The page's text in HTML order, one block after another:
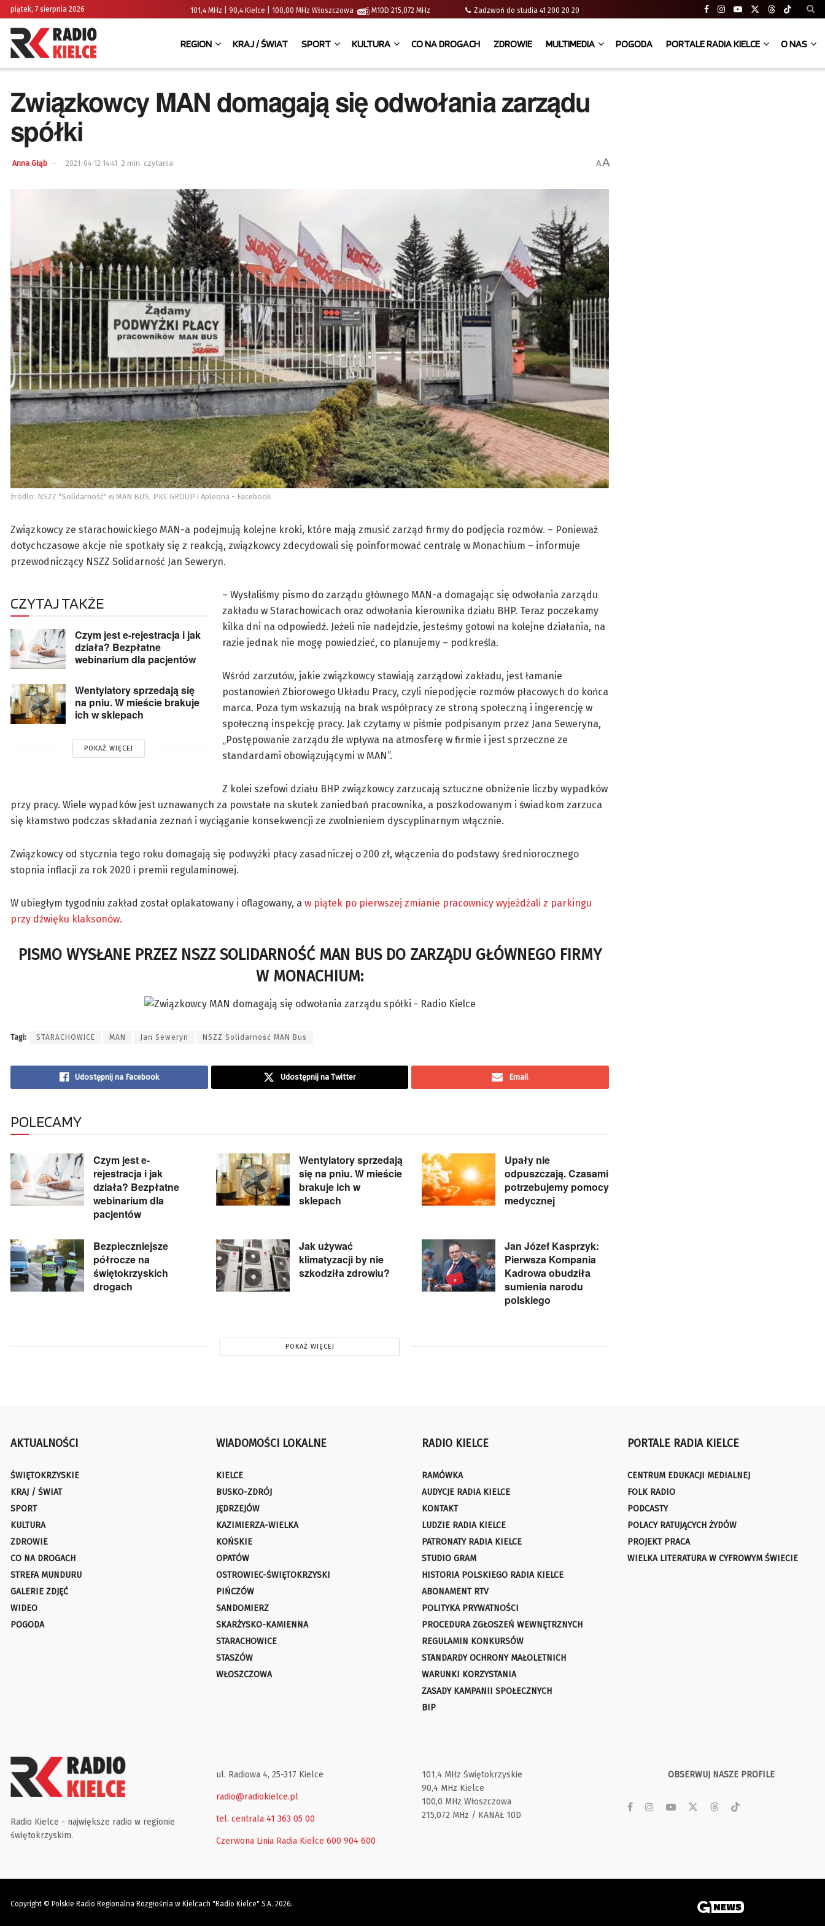
piątek, 7 sierpnia 2026 101,4 MHz | 90,4 Kielce | 100,00 MHz Włoszczowa M10D 215,072 MHz Zadzwoń do studia 41 200 20 20
REGION KRAJ / ŚWIAT SPORT KULTURA CO NA DROGACH ZDROWIE MULTIMEDIA POGODA PORTALE RADIA KIELCE O NAS
Związkowcy MAN domagają się odwołania zarządu
spółki
Anna Głąb 2021-04-12 14:41 2 min. czytania AA
źródło: NSZZ "Solidarność" w MAN BUS, PKC GROUP i Apleona - Facebook
Związkowcy ze starachowickiego MAN-a podejmują kolejne kroki, które mają zmusić zarząd firmy do podjęcia rozmów. – Ponieważ
dotychczasowe akcje nie spotkały się z reakcją, związkowcy zdecydowali się poinformować centralę w Monachium – informuje
przewodniczący NSZZ Solidarność Jan Seweryn.
CZYTAJ TAKŻE
Czym jest e-rejestracja i jak
działa? Bezpłatne
webinarium dla pacjentów
Wentylatory sprzedają się
na pniu. W mieście brakuje
ich w sklepach
POKAŻ WIĘCEJ
– Wysłaliśmy pismo do zarządu głównego MAN-a domagając się odwołania zarządu
zakładu w Starachowicach oraz odwołania kierownika działu BHP. Teraz poczekamy
kilka dni na odpowiedź. Jeżeli nie nadejdzie, jesteśmy gotowi na kolejne działania, na
razie jednak nie mogę powiedzieć, co planujemy – podkreśla.
Wśród zarzutów, jakie związkowcy stawiają zarządowi zakładu, jest łamanie
postanowień Zbiorowego Układu Pracy, czyli niepodjęcie rozmów płacowych do końca
marca. Poza tym wskazują na brak współpracy ze stroną społeczną i ingerencję w
społeczną inspekcję pracy. Jak czytamy w piśmie podpisanym przez Jana Seweryna,
„Postępowanie zarządu źle wpływa na atmosferę w firmie i jest sprzeczne ze
standardami obowiązującymi w MAN”.
Z kolei szefowi działu BHP związkowcy zarzucają sztuczne obniżenie liczby wypadków
przy pracy. Wiele wypadków jest uznawanych za powstałe na skutek zaniedbań pracownika, a poszkodowanym i świadkom zarzuca
się kłamstwo podczas składania zeznań i wyciąganie konsekwencji ze zwolnieniem dyscyplinarnym włącznie.
Związkowcy od stycznia tego roku domagają się podwyżki płacy zasadniczej o 200 zł, włączenia do podstawy średniorocznego
stopnia inflacji za rok 2020 i premii regulaminowej.
W ubiegłym tygodniu zakład został oplakatowany i oflagowany, a w piątek po pierwszej zmianie pracownicy wyjeżdżali z parkingu
przy dźwięku klaksonów.
PISMO WYSŁANE PRZEZ NSZZ SOLIDARNOŚĆ MAN BUS DO ZARZĄDU GŁÓWNEGO FIRMY
W MONACHIUM:
Tagi: STARACHOWICE MAN Jan Seweryn NSZZ Solidarność MAN Bus
Udostępnij na Facebook Udostępnij na Twitter Email
POLECAMY
Czym jest e-
rejestracja i jak
działa? Bezpłatne
webinarium dla
pacjentów
Wentylatory sprzedają
się na pniu. W mieście
brakuje ich w
sklepach
Upały nie
odpuszczają. Czasami
potrzebujemy pomocy
medycznej
Bezpieczniejsze
półrocze na
świętokrzyskich
drogach
Jak używać
klimatyzacji by nie
szkodziła zdrowiu?
Jan Józef Kasprzyk:
Pierwsza Kompania
Kadrowa obudziła
sumienia narodu
polskiego
POKAŻ WIĘCEJ
AKTUALNOŚCI
ŚWIĘTOKRZYSKIE
KRAJ / ŚWIAT
SPORT
KULTURA
ZDROWIE
CO NA DROGACH
STREFA MUNDURU
GALERIE ZDJĘĆ
WIDEO
POGODA
WIADOMOŚCI LOKALNE
KIELCE
BUSKO-ZDRÓJ
JĘDRZEJÓW
KAZIMIERZA-WIELKA
KOŃSKIE
OPATÓW
OSTROWIEC-ŚWIĘTOKRZYSKI
PIŃCZÓW
SANDOMIERZ
SKARŻYSKO-KAMIENNA
STARACHOWICE
STASZÓW
WŁOSZCZOWA
RADIO KIELCE
RAMÓWKA
AUDYCJE RADIA KIELCE
KONTAKT
LUDZIE RADIA KIELCE
PATRONATY RADIA KIELCE
STUDIO GRAM
HISTORIA POLSKIEGO RADIA KIELCE
ABONAMENT RTV
POLITYKA PRYWATNOŚCI
PROCEDURA ZGŁOSZEŃ WEWNĘTRZNYCH
REGULAMIN KONKURSÓW
STANDARDY OCHRONY MAŁOLETNICH
WARUNKI KORZYSTANIA
ZASADY KAMPANII SPOŁECZNYCH
BIP
PORTALE RADIA KIELCE
CENTRUM EDUKACJI MEDIALNEJ
FOLK RADIO
PODCASTY
POLACY RATUJĄCYCH ŻYDÓW
PROJEKT PRACA
WIELKA LITERATURA W CYFROWYM ŚWIECIE
Radio Kielce - największe radio w regionie
świętokrzyskim.
ul. Radiowa 4, 25-317 Kielce
radio@radiokielce.pl
tel. centrala 41 363 05 00
Czerwona Linia Radia Kielce 600 904 600
101,4 MHz Świętokrzyskie
90,4 MHz Kielce
100,0 MHz Włoszczowa
215,072 MHz / KANAŁ 10D
OBSERWUJ NASZE PROFILE
Copyright © Polskie Radio Regionalna Rozgłośnia w Kielcach "Radio Kielce" S.A. 2026.